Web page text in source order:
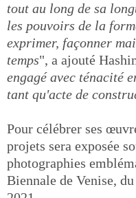
tout au long de sa
les pouvoirs de la
exprimer, façonner
temps", a ajouté
engagé avec ténacité
tant qu'acte de
Pour célébrer ses
projets sera exposée
photographies
Biennale de Venise,